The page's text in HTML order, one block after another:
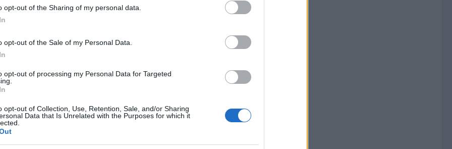
opt-out of the Sharing of my personal data.
opt-out of the Sale of my Personal Data.
opt-out of processing my Personal Data for Targeted
opt-out of Collection, Use, Retention, Sale, and/or Sharing
Data that Is Unrelated with the Purposes for which it
all’altro ieri vedevano (giustamente)
di un paese nemico. E sono capaci di
anche se finora lo hanno visto
amico di Netanyahu. Se la Russia va
tutti mafiosi e “islamici”, anche se
l’Ucraina, allora gli ucraini diventano
che si arruolano nelle milizie del
che combattono contro i fascisti…
approvato da Putin. Se vince con i due